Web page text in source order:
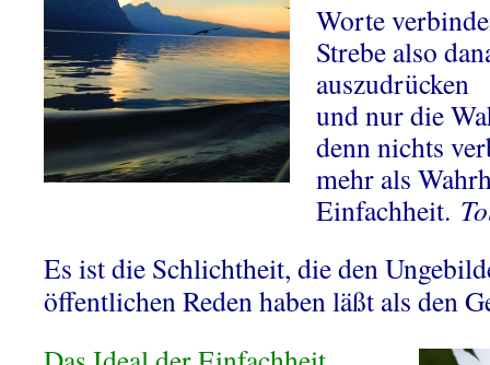
Worte
Strebe also
auszudrücken
und nur die
denn nichts
mehr als
Einfachheit.
Es ist die Schlichtheit, die den
öffentlichen Reden haben läßt als den